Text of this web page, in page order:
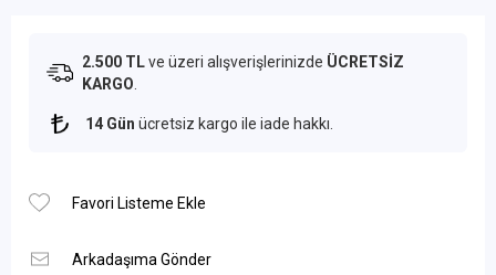
2.500 TLve üzeri alışverişlerinizde ÜCRETSİZ
KARGO
14 Gün ücretsiz kargo ile iade hakkı.